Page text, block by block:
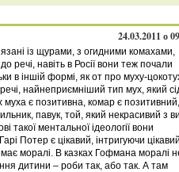
24.03.2011 о
із щурами, з огидними комахами,
речі, навіть в Росії вони теж почали
в іншій формі, як от про муху-
найнеприємніший тип мух, який
муха є позитивна, комар є позитивний,
павук, той, який некрасивий з
такої ментальної ідеології вони
Потер є цікавий, інтригуючи
моралі. В казках Гофмана моралі
дитини – роби так, або так. А там